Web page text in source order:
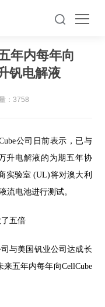
年内每年向
钒电解液
：3758
公司日前表示，已与
升电解液的为期五年协
实验室 (UL)将对澳大利
流电池进行测试。
五倍
与美国钒业公司达成长
五年内每年向CellCube